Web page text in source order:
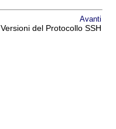
Avanti
Versioni del Protocollo SSH